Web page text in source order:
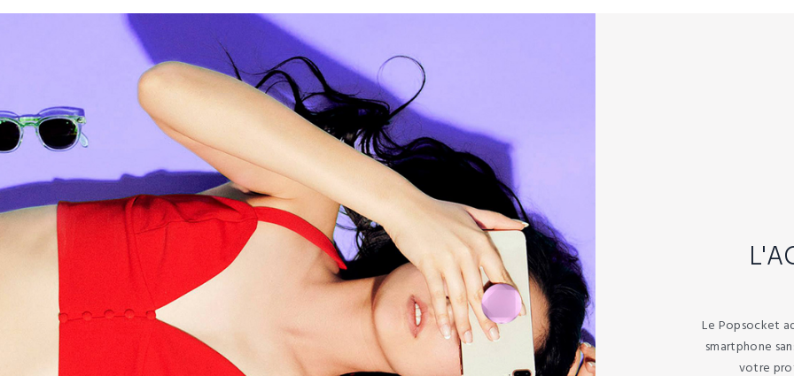
Le Popsocket
smartphone
votre